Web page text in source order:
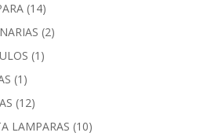
(14)
(2)
(1)
(1)
(12)
LAMPARAS (10)